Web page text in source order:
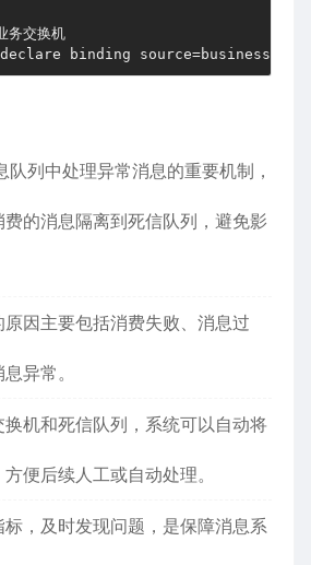
务交换机
declare binding source
队列中处理异常消息的重要机制，
的消息隔离到死信队列，避免影
因主要包括消费失败、消息过
异常。
机和死信队列，系统可以自动将
便后续人工或自动处理。
，及时发现问题，是保障消息系